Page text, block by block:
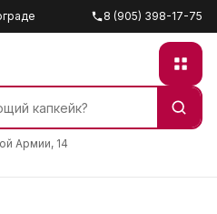
8 (905) 398-17-75
Армии, 14